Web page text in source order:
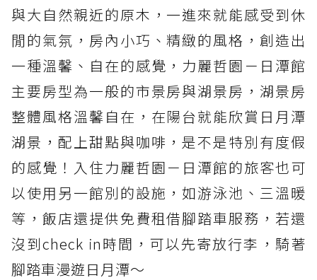
與大自然親近的原木，一進來就能感受到休
閒的氣氛，房內小巧、精緻的風格，創造出
一種溫馨、自在的感覺，力麗哲園－日潭館
主要房型為一般的市景房與湖景房，湖景房
整體風格溫馨自在，在陽台就能欣賞日月潭
湖景，配上甜點與咖啡，是不是特別有度假
的感覺！入住力麗哲園－日潭館的旅客也可
以使用另一館別的設施，如游泳池、三溫暖
等，飯店還提供免費租借腳踏車服務，若還
沒到check in時間，可以先寄放行李，騎著
腳踏車漫遊日月潭～